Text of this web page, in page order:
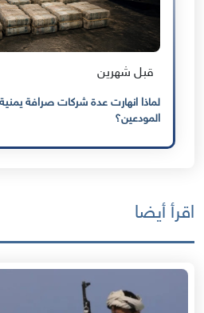
قبل شهرين
لماذا انهارت عدة شركات صرافة
المودعين؟
اقرأ أيضا